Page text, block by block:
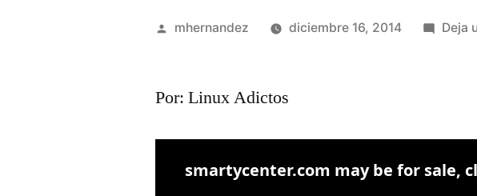
Publicado
mhernandez diciembre 16, 2014 Deja
Por: Linux Adictos